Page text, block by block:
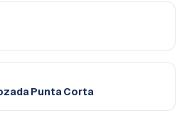
Punta Corta